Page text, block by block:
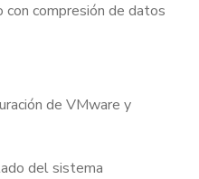
con compresión de datos
de VMware y
del sistema